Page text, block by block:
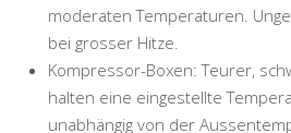
moderaten Temperaturen.
bei grosser Hitze.
Kompressor-Boxen: Teurer,
halten eine eingestellte
unabhängig von der